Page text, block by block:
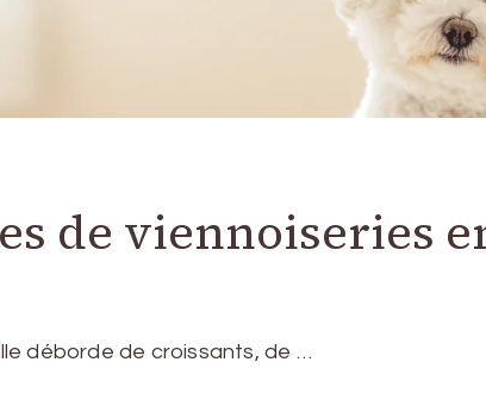
de viennoiseries
déborde de croissants, de …